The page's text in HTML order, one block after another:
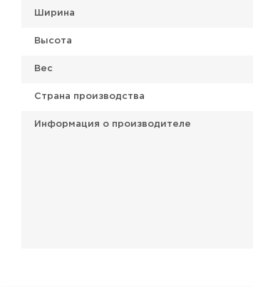
Ширина
Высота
Вес
Страна производства
Информация о производителе